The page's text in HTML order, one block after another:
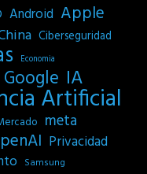
Android Apple
Ciberseguridad
Economia
Google IA
Artificial
meta
Privacidad
Samsung